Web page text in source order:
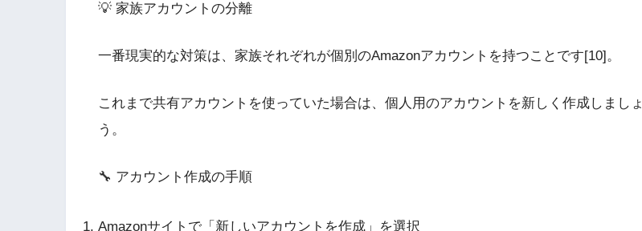
💡 家族アカウントの分離
一番現実的な対策は、家族それぞれが個別のAmazonアカウントを持つことです[10]。
これまで共有アカウントを使っていた場合は、個人用のアカウントを新しく作成しましょ
う。
🔧 アカウント作成の手順
Amazonサイトで「新しいアカウントを作成」を選択